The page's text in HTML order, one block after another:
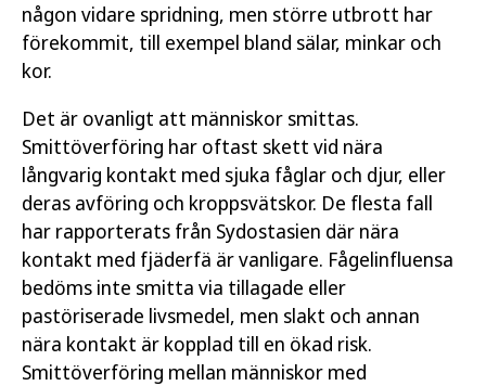
någon vidare spridning, men större utbrott har
förekommit, till exempel bland sälar, minkar och
kor.
Det är ovanligt att människor smittas.
Smittöverföring har oftast skett vid nära
långvarig kontakt med sjuka fåglar och djur, eller
deras avföring och kroppsvätskor. De flesta fall
har rapporterats från Sydostasien där nära
kontakt med fjäderfä är vanligare. Fågelinfluensa
bedöms inte smitta via tillagade eller
pastöriserade livsmedel, men slakt och annan
nära kontakt är kopplad till en ökad risk.
Smittöverföring mellan människor med